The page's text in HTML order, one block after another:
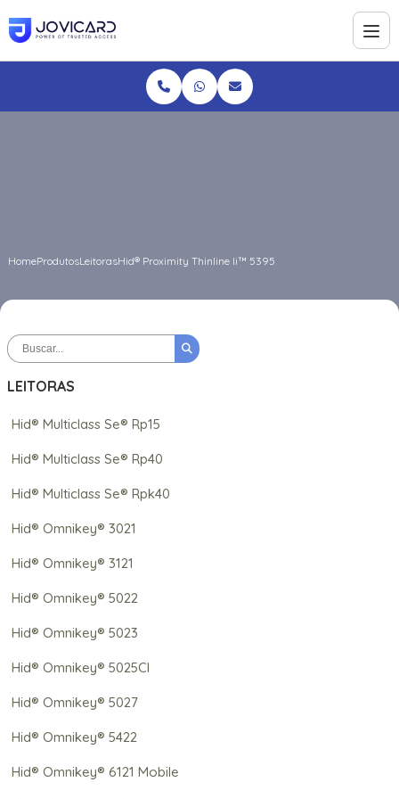
HomeProdutosLeitorasHid® Proximity Thinline Ii™ 5395
LEITORAS
Hid® Multiclass Se® Rp15
Hid® Multiclass Se® Rp40
Hid® Multiclass Se® Rpk40
Hid® Omnikey® 3021
Hid® Omnikey® 3121
Hid® Omnikey® 5022
Hid® Omnikey® 5023
Hid® Omnikey® 5025Cl
Hid® Omnikey® 5027
Hid® Omnikey® 5422
Hid® Omnikey® 6121 Mobile